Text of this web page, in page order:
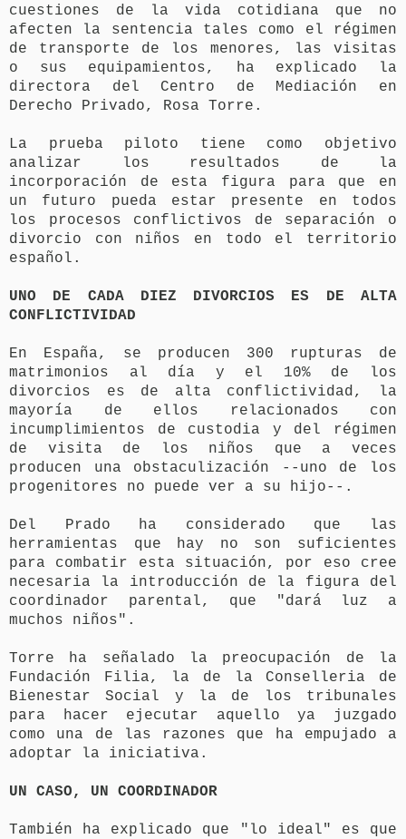
cuestiones de la vida cotidiana que no
afecten la sentencia tales como el régimen
de transporte de los menores, las visitas
o sus equipamientos, ha explicado la
directora del Centro de Mediación en
Derecho Privado, Rosa Torre.
La prueba piloto tiene como objetivo
analizar los resultados de la
incorporación de esta figura para que en
un futuro pueda estar presente en todos
los procesos conflictivos de separación o
divorcio con niños en todo el territorio
español.
UNO DE CADA DIEZ DIVORCIOS ES DE ALTA
CONFLICTIVIDAD
En España, se producen 300 rupturas de
matrimonios al día y el 10% de los
divorcios es de alta conflictividad, la
mayoría de ellos relacionados con
incumplimientos de custodia y del régimen
de visita de los niños que a veces
producen una obstaculización --uno de los
progenitores no puede ver a su hijo--.
Del Prado ha considerado que las
herramientas que hay no son suficientes
para combatir esta situación, por eso cree
necesaria la introducción de la figura del
coordinador parental, que "dará luz a
muchos niños".
Torre ha señalado la preocupación de la
Fundación Filia, la de la Conselleria de
Bienestar Social y la de los tribunales
para hacer ejecutar aquello ya juzgado
como una de las razones que ha empujado a
adoptar la iniciativa.
UN CASO, UN COORDINADOR
También ha explicado que "lo ideal" es que